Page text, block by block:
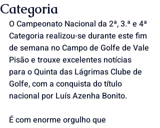
Categoria
O Campeonato Nacional da 2ª, 3.ª e 4ª
Categoria realizou-se durante este fim
de semana no Campo de Golfe de Vale
Pisão e trouxe excelentes notícias
para o Quinta das Lágrimas Clube de
Golfe, com a conquista do título
nacional por Luís Azenha Bonito.
É com enorme orgulho que